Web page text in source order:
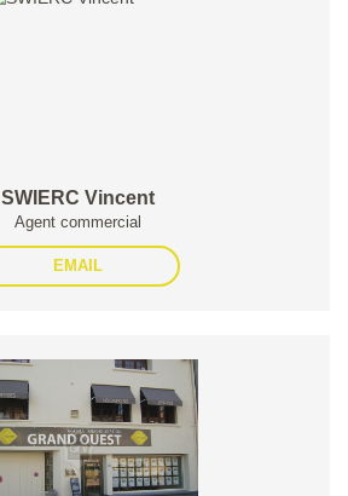
SWIERC Vincent
Agent commercial
EMAIL